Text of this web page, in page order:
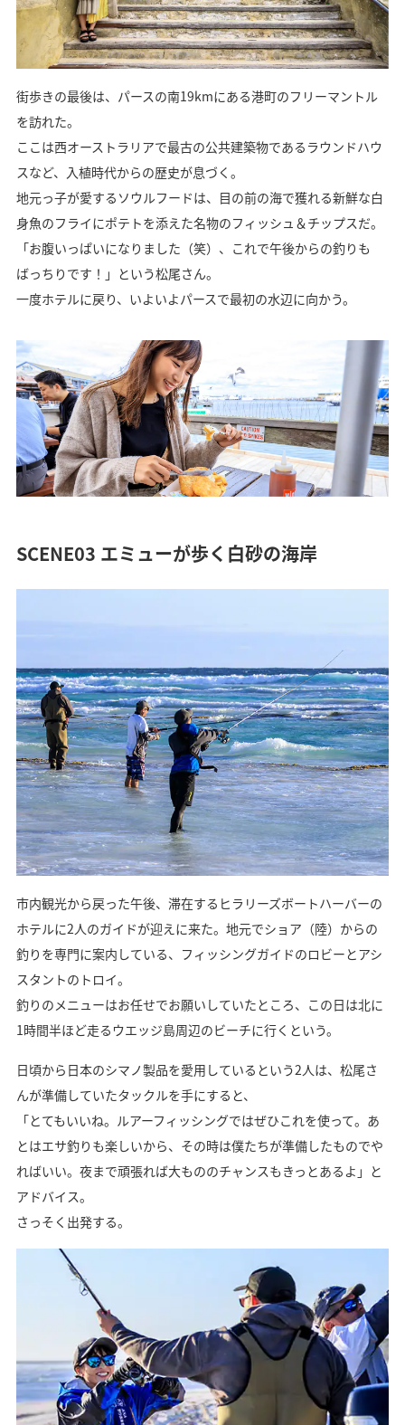
街歩きの最後は、パースの南19kmにある港町のフリーマントル
を訪れた。
ここは西オーストラリアで最古の公共建築物であるラウンドハウ
スなど、入植時代からの歴史が息づく。
地元っ子が愛するソウルフードは、目の前の海で獲れる新鮮な白
身魚のフライにポテトを添えた名物のフィッシュ＆チップスだ。
「お腹いっぱいになりました（笑）、これで午後からの釣りも
ばっちりです！」という松尾さん。
一度ホテルに戻り、いよいよパースで最初の水辺に向かう。
SCENE03 エミューが歩く白砂の海岸
市内観光から戻った午後、滞在するヒラリーズボートハーバーの
ホテルに2人のガイドが迎えに来た。地元でショア（陸）からの
釣りを専門に案内している、フィッシングガイドのロビーとアシ
スタントのトロイ。
釣りのメニューはお任せでお願いしていたところ、この日は北に
1時間半ほど走るウエッジ島周辺のビーチに行くという。
日頃から日本のシマノ製品を愛用しているという2人は、松尾さ
んが準備していたタックルを手にすると、
「とてもいいね。ルアーフィッシングではぜひこれを使って。あ
とはエサ釣りも楽しいから、その時は僕たちが準備したものでや
ればいい。夜まで頑張れば大もののチャンスもきっとあるよ」と
アドバイス。
さっそく出発する。